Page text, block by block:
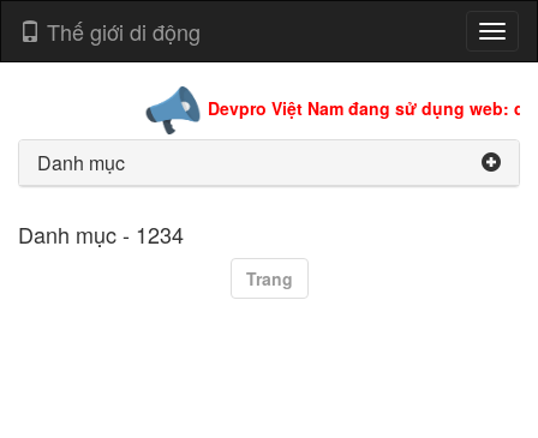
Thế giới di động
Devpro Việt Nam đang sử dụng web:
Danh mục
Danh mục - 1234
Trang